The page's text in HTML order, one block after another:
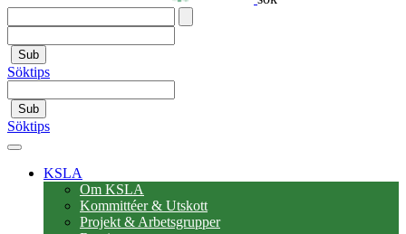
Sub
Söktips
Sub
Söktips
KSLA
Om KSLA
Kommittéer & Utskott
Projekt & Arbetsgrupper